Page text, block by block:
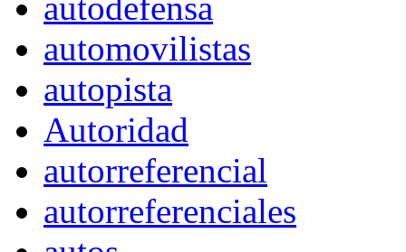
autodefensa
automovilistas
autopista
Autoridad
autorreferencial
autorreferenciales